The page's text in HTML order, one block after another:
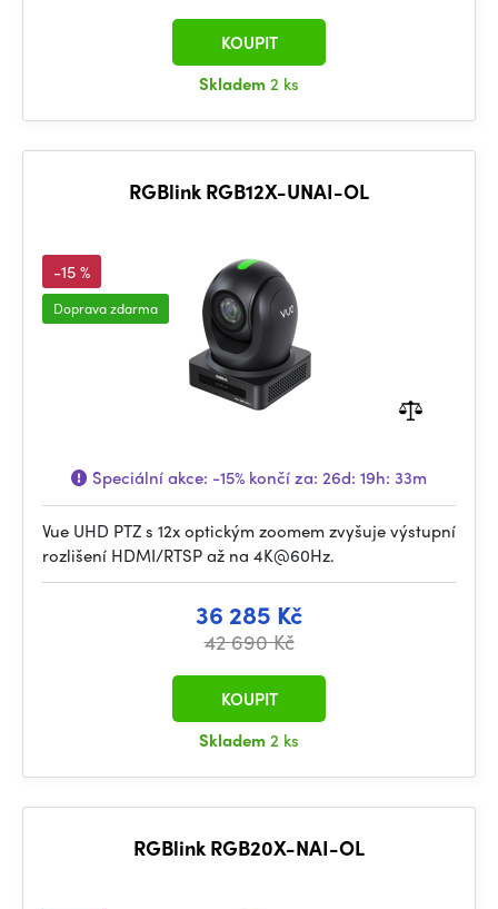
Skladem2 ks
KOUPIT
RGBlink RGB12X-UNAI-OL
-15 %
Doprava zdarma
Speciální akce: -15% končí za: 26d: 19h: 33m
Vue UHD PTZ s 12x optickým zoomem zvyšuje výstupní
rozlišení HDMI/RTSP až na 4K@60Hz.
36 285 Kč
42 690 Kč
Skladem2 ks
KOUPIT
RGBlink RGB20X-NAI-OL